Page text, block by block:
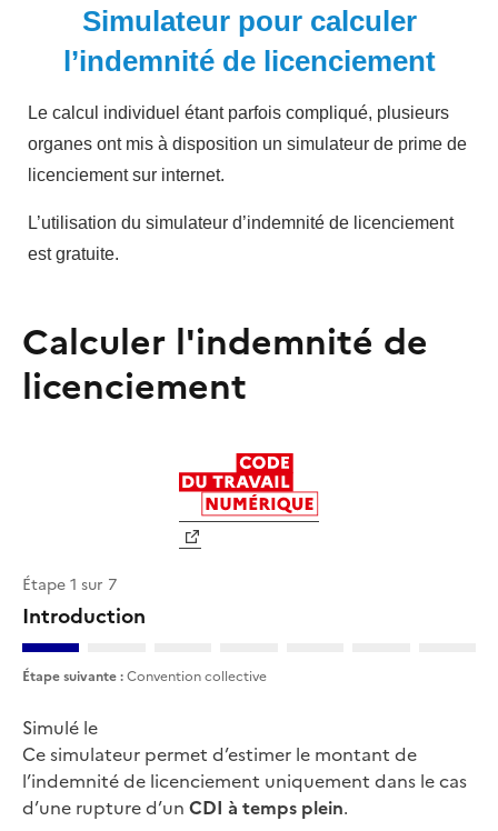
Simulateur pour calculer
l’indemnité de licenciement
Le calcul individuel étant parfois compliqué, plusieurs
organes ont mis à disposition un simulateur de prime de
licenciement sur internet.
L’utilisation du simulateur d’indemnité de licenciement
est gratuite.